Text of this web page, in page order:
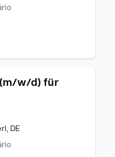
w/d) für
DE